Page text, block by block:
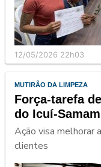
12/05/2026 22h03
MUTIRÃO DA LIMPEZA
Força-tarefa
do Icuí-
Ação visa melhorar
clientes